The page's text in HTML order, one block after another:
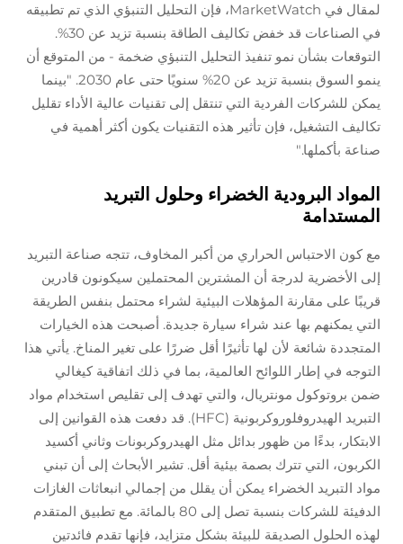
لمقال في MarketWatch، فإن التحليل التنبؤي الذي تم تطبيقه
في الصناعات قد خفض تكاليف الطاقة بنسبة تزيد عن 30%.
التوقعات بشأن نمو تنفيذ التحليل التنبؤي ضخمة - من المتوقع أن
ينمو السوق بنسبة تزيد عن 20% سنويًا حتى عام 2030. "بينما
يمكن للشركات الفردية التي تنتقل إلى تقنيات عالية الأداء تقليل
تكاليف التشغيل، فإن تأثير هذه التقنيات يكون أكثر أهمية في
صناعة بأكملها."
المواد البرودية الخضراء وحلول التبريد
المستدامة
مع كون الاحتباس الحراري من أكبر المخاوف، تتجه صناعة التبريد
إلى الأخضرية لدرجة أن المشترين المحتملين سيكونون قادرين
قريبًا على مقارنة المؤهلات البيئية لشراء محتمل بنفس الطريقة
التي يمكنهم بها عند شراء سيارة جديدة. أصبحت هذه الخيارات
المتجددة شائعة لأن لها تأثيرًا أقل ضررًا على تغير المناخ. يأتي هذا
التوجه في إطار اللوائح العالمية، بما في ذلك اتفاقية كيغالي
ضمن بروتوكول مونتريال، والتي تهدف إلى تقليص استخدام مواد
التبريد الهيدروفلوروكربونية (HFC). قد دفعت هذه القوانين إلى
الابتكار، بدءًا من ظهور بدائل مثل الهيدروكربونات وثاني أكسيد
الكربون، التي تترك بصمة بيئية أقل. تشير الأبحاث إلى أن تبني
مواد التبريد الخضراء يمكن أن يقلل من إجمالي انبعاثات الغازات
الدفيئة للشركات بنسبة تصل إلى 80 بالمائة. مع تطبيق المتقدم
لهذه الحلول الصديقة للبيئة بشكل متزايد، فإنها تقدم فائدتين